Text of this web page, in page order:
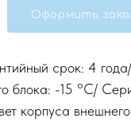
Оформить
срок: 4
блока: -15 °С/
корпуса